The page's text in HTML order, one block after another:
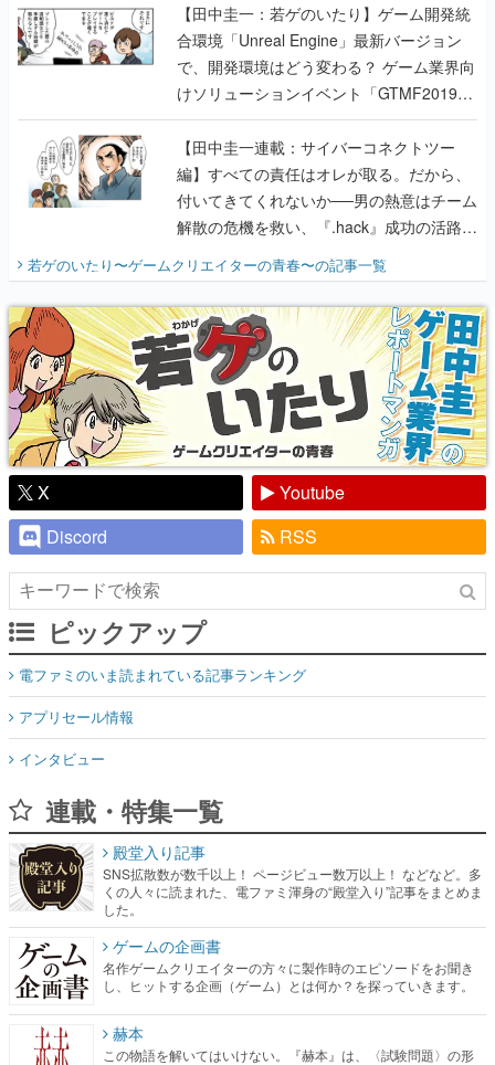
【田中圭一：若ゲのいたり】ゲーム開発統
合環境「Unreal Engine」最新バージョン
で、開発環境はどう変わる？ ゲーム業界向
けソリューションイベント「GTMF2019」
に行って、より理解を深めよう【PR】
【田中圭一連載：サイバーコネクトツー
編】すべての責任はオレが取る。だから、
付いてきてくれないか──男の熱意はチーム
解散の危機を救い、『.hack』成功の活路を
『少年ジャンプ』色だった【若ゲのいた
り】
若ゲのいたり〜ゲームクリエイターの青春〜の記事一覧
X
Youtube
Discord
RSS
ピックアップ
電ファミのいま読まれている記事ランキング
アプリセール情報
インタビュー
連載・特集一覧
殿堂入り記事
SNS拡散数が数千以上！ ページビュー数万以上！ などなど。多
くの人々に読まれた、電ファミ渾身の“殿堂入り”記事をまとめま
した。
ゲームの企画書
名作ゲームクリエイターの方々に製作時のエピソードをお聞き
し、ヒットする企画（ゲーム）とは何か？を探っていきます。
赫本
この物語を解いてはいけない。『赫本』は、〈試験問題〉の形